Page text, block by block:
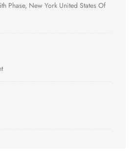
Phase, New York United States Of